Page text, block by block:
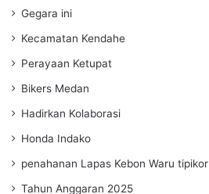
Gegara ini
Kecamatan Kendahe
Perayaan Ketupat
Bikers Medan
Hadirkan Kolaborasi
Honda Indako
penahanan Lapas Kebon Waru tipikor
Tahun Anggaran 2025